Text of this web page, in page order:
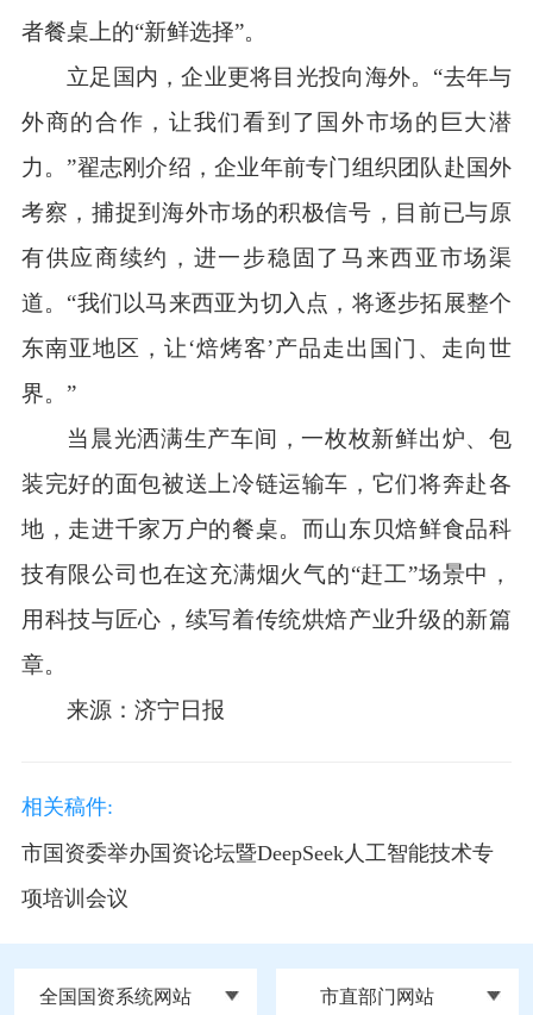
者餐桌上的“新鲜选择”。
立足国内，企业更将目光投向海外。“去年与
外商的合作，让我们看到了国外市场的巨大潜
力。”翟志刚介绍，企业年前专门组织团队赴国外
考察，捕捉到海外市场的积极信号，目前已与原
有供应商续约，进一步稳固了马来西亚市场渠
道。“我们以马来西亚为切入点，将逐步拓展整个
东南亚地区，让‘焙烤客’产品走出国门、走向世
界。”
当晨光洒满生产车间，一枚枚新鲜出炉、包
装完好的面包被送上冷链运输车，它们将奔赴各
地，走进千家万户的餐桌。而山东贝焙鲜食品科
技有限公司也在这充满烟火气的“赶工”场景中，
用科技与匠心，续写着传统烘焙产业升级的新篇
章。
来源：济宁日报
相关稿件:
市国资委举办国资论坛暨DeepSeek人工智能技术专
项培训会议
全国国资系统网站 市直部门网站